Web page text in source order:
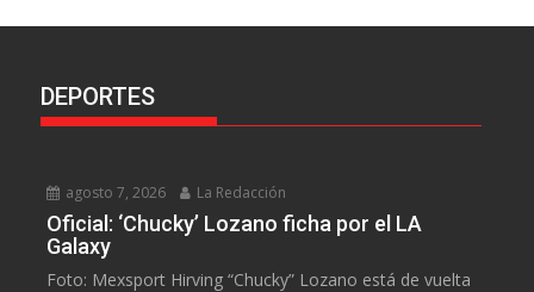
DEPORTES
agosto 7, 2026 La Redacción
Oficial: ‘Chucky’ Lozano ficha por el LA
Galaxy
Foto: Mexsport Hirving “Chucky” Lozano está de vuelta